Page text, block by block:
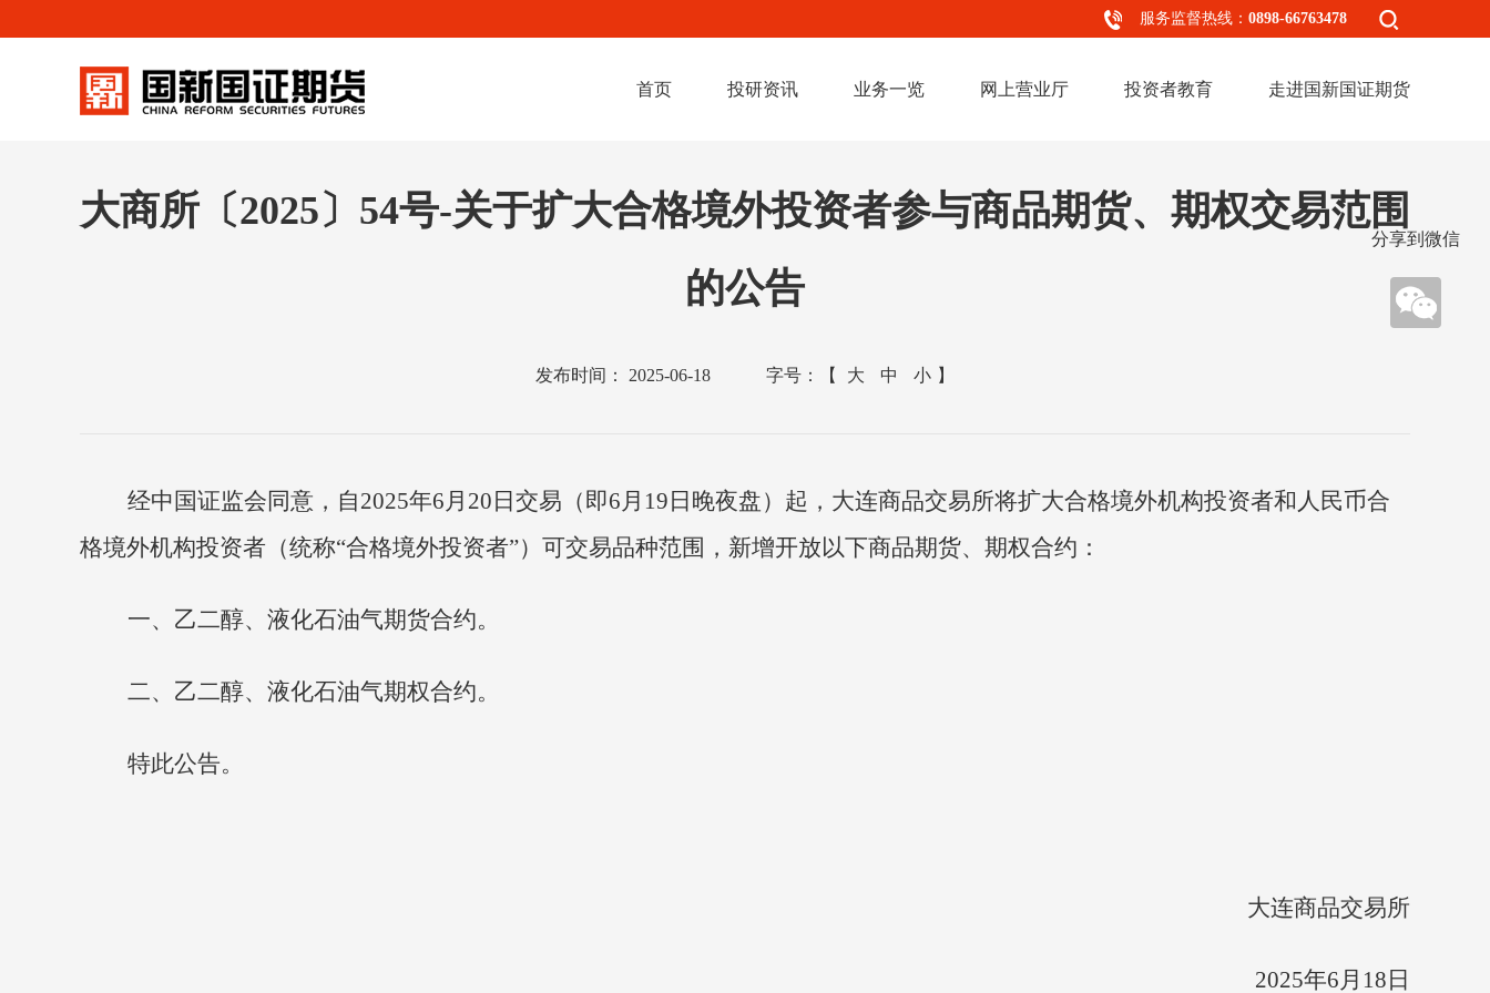
服务监督热线： 0898-66763478
首页 投研资讯 业务一览 网上营业厅 投资者教育 走进国新国证期货
分享到微信
大商所〔2025〕54号-关于扩大合格境外投资者参与商品期货、期权交易范围
的公告
发布时间： 2025-06-18 字号： 【 大 中 小 】
经中国证监会同意，自2025年6月20日交易（即6月19日晚夜盘）起，大连商品交易所将扩大合格境外机构投资者和人民币合
格境外机构投资者（统称“合格境外投资者”）可交易品种范围，新增开放以下商品期货、期权合约：
一、乙二醇、液化石油气期货合约。
二、乙二醇、液化石油气期权合约。
特此公告。
大连商品交易所
2025年6月18日